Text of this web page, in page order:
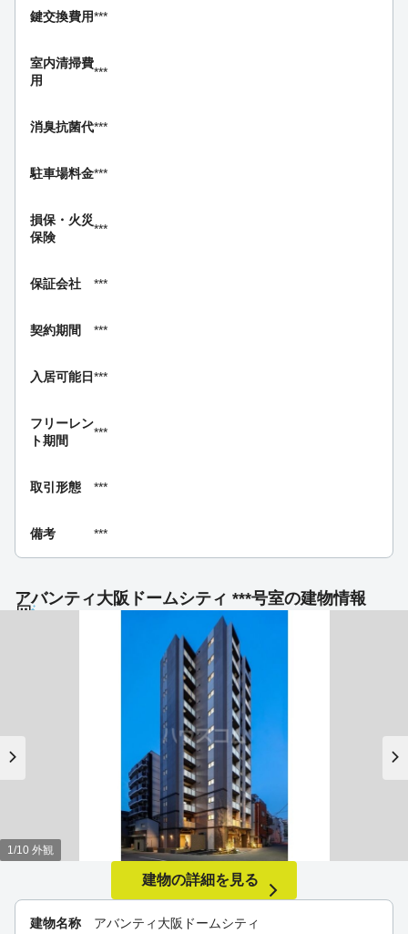
鍵交換費用***
室内清掃費
用
***
消臭抗菌代***
駐車場料金***
損保・ 火災
保険
***
保証会社 ***
契約期間 ***
入居可能日***
フリーレン
ト期間
***
取引形態 ***
備考 ***
アバンティ大阪ドームシティ ***号室の建物情報
建物名称 アバンティ大阪ドームシティ
1/10 外観
建物の詳細を見る